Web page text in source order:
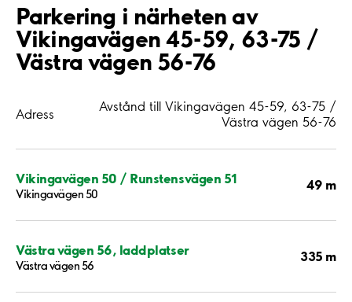
Parkering i närheten av
Vikingavägen 45-59, 63-75 /
Västra vägen 56-76
Adress
Avstånd till Vikingavägen 45-59, 63-75 /
Västra vägen 56-76
Vikingavägen 50 / Runstensvägen 51
Vikingavägen 50
49 m
Västra vägen 56, laddplatser
Västra vägen 56
335 m